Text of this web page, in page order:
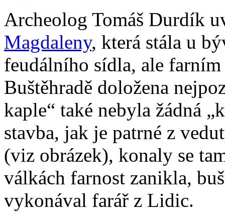
Archeolog Tomáš Durdík
Magdaleny, která stála u
feudálního sídla, ale
Buštěhradě doložena
kaple“ také nebyla žádná
stavba, jak je patrné z
(viz obrázek), konaly se
válkách farnost zanikla,
vykonával farář z Lidic.